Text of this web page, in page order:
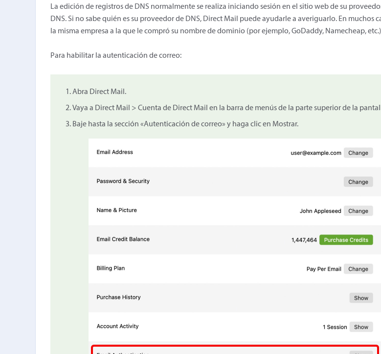
La edición de registros de DNS normalmente se realiza iniciando sesión en el sitio web de su
DNS. Si no sabe quién es su proveedor de DNS, Direct Mail puede ayudarle a averiguarlo. En muchos
la misma empresa a la que le compró su nombre de dominio (por ejemplo, GoDaddy, Namecheap,
Para habilitar la autenticación de correo:
Abra Direct Mail.
Vaya a Direct Mail > Cuenta de Direct Mail en la barra de menús de la parte superior de la
Baje hasta la sección «Autenticación de correo» y haga clic en Mostrar.